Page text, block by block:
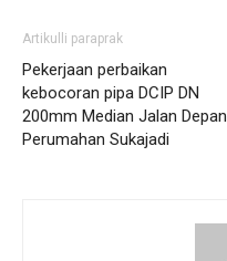
Artikulli paraprak
Pekerjaan perbaikan
kebocoran pipa DCIP DN
200mm Median Jalan Depan
Perumahan Sukajadi